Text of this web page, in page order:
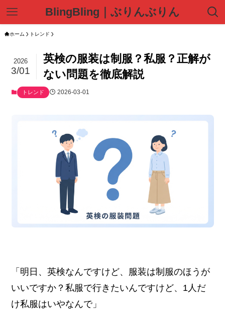
BlingBling｜ぶりんぶりん
ホーム トレンド
英検の服装は制服？私服？正解が
ない問題を徹底解説
2026
3/01
トレンド 2026-03-01
「明日、英検なんですけど、服装は制服のほうが
いいですか？私服で行きたいんですけど、1人だ
け私服はいやなんで」